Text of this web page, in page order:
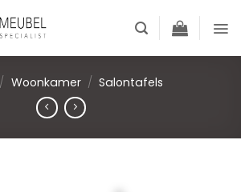
/ Woonkamer / Salontafels